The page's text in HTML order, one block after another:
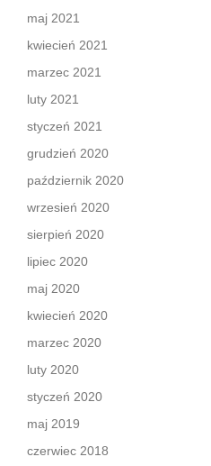
maj 2021
kwiecień 2021
marzec 2021
luty 2021
styczeń 2021
grudzień 2020
październik 2020
wrzesień 2020
sierpień 2020
lipiec 2020
maj 2020
kwiecień 2020
marzec 2020
luty 2020
styczeń 2020
maj 2019
czerwiec 2018